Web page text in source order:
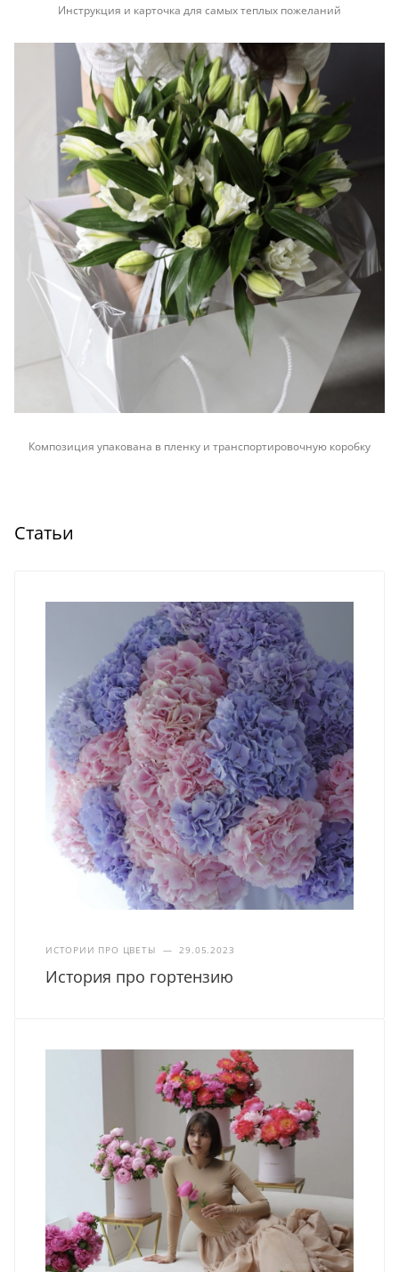
Инструкция и карточка для самых теплых пожеланий
Композиция упакована в пленку и транспортировочную коробку
Статьи
ИСТОРИИ ПРО ЦВЕТЫ — 29.05.2023
История про гортензию